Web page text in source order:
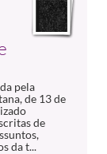
pela
de 13 de
de
da t...